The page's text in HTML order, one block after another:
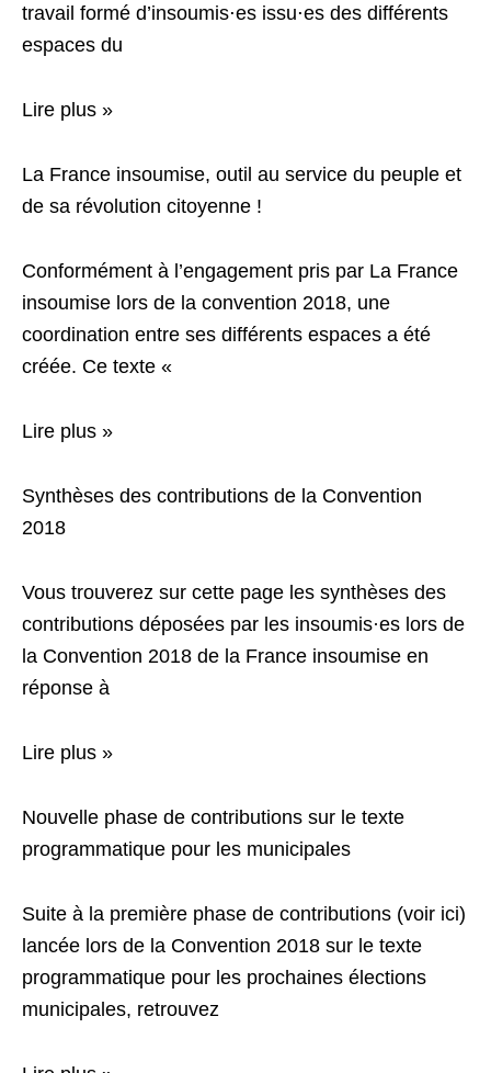
travail formé d’insoumis⋅es issu⋅es des différents
espaces du
Lire plus »
La France insoumise, outil au service du peuple et
de sa révolution citoyenne !
Conformément à l’engagement pris par La France
insoumise lors de la convention 2018, une
coordination entre ses différents espaces a été
créée. Ce texte «
Lire plus »
Synthèses des contributions de la Convention
2018
Vous trouverez sur cette page les synthèses des
contributions déposées par les insoumis·es lors de
la Convention 2018 de la France insoumise en
réponse à
Lire plus »
Nouvelle phase de contributions sur le texte
programmatique pour les municipales
Suite à la première phase de contributions (voir ici)
lancée lors de la Convention 2018 sur le texte
programmatique pour les prochaines élections
municipales, retrouvez